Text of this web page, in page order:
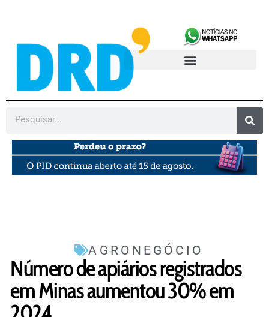
AGRONEGÓCIO
Número de apiários registrados
em Minas aumentou 30% em